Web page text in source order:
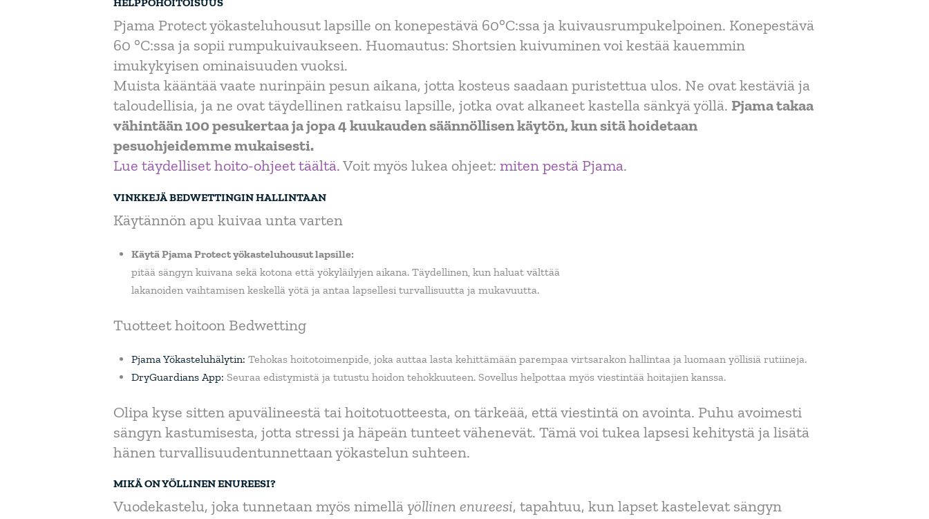
Pjama Protect yökasteluhousut lapsille on konepestävä 60°C:ssa ja kuivausrumpukelpoinen. Konepestävä
60 °C:ssa ja sopii rumpukuivaukseen. Huomautus: Shortsien kuivuminen voi kestää kauemmin
imukykyisen ominaisuuden vuoksi.
Muista kääntää vaate nurinpäin pesun aikana, jotta kosteus saadaan puristettua ulos. Ne ovat kestäviä ja
taloudellisia, ja ne ovat täydellinen ratkaisu lapsille, jotka ovat alkaneet kastella sänkyä yöllä. Pjama takaa
vähintään 100 pesukertaa ja jopa 4 kuukauden säännöllisen käytön, kun sitä hoidetaan
pesuohjeidemme mukaisesti.
Lue täydelliset hoito-ohjeet täältä.Voit myös lukea ohjeet:miten pestä Pjama.
VINKKEJÄ BEDWETTINGIN HALLINTAAN
Käytännön apu kuivaa unta varten
Käytä Pjama Protect yökasteluhousut lapsille:
pitää sängyn kuivana sekä kotona että yökyläilyjen aikana. Täydellinen, kun haluat välttää
lakanoiden vaihtamisen keskellä yötä ja antaa lapsellesi turvallisuutta ja mukavuutta.
Tuotteet hoitoon Bedwetting
Pjama Yökasteluhälytin: Tehokas hoitotoimenpide, joka auttaa lasta kehittämään parempaa virtsarakon hallintaa ja luomaan yöllisiä rutiineja.
DryGuardians App: Seuraa edistymistä ja tutustu hoidon tehokkuuteen. Sovellus helpottaa myös viestintää hoitajien kanssa.
Olipa kyse sitten apuvälineestä tai hoitotuotteesta, on tärkeää, että viestintä on avointa. Puhu avoimesti
sängyn kastumisesta, jotta stressi ja häpeän tunteet vähenevät. Tämä voi tukea lapsesi kehitystä ja lisätä
hänen turvallisuudentunnettaan yökastelun suhteen.
MIKÄ ON YÖLLINEN ENUREESI?
Vuodekastelu, joka tunnetaan myös nimelläyöllinen enureesi, tapahtuu, kun lapset kastelevat sängyn